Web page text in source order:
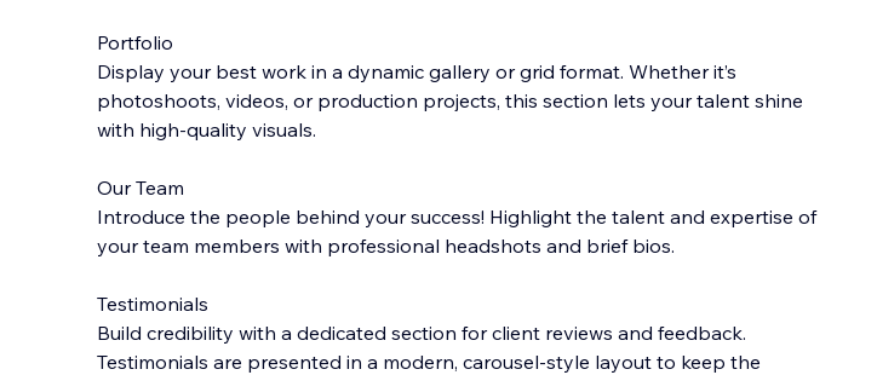
Portfolio
Display your best work in a dynamic gallery or grid format. Whether it’s
photoshoots, videos, or production projects, this section lets your talent shine
with high-quality visuals.
Our Team
Introduce the people behind your success! Highlight the talent and expertise of
your team members with professional headshots and brief bios.
Testimonials
Build credibility with a dedicated section for client reviews and feedback.
Testimonials are presented in a modern, carousel-style layout to keep the